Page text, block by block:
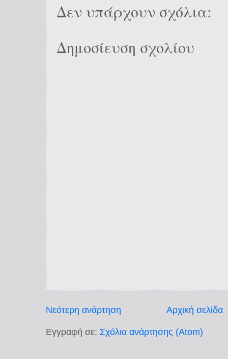
Δεν υπάρχουν σχόλια:
Δημοσίευση σχολίου
Νεότερη ανάρτηση Αρχική σελίδα
Εγγραφή σε: Σχόλια ανάρτησης (Atom)